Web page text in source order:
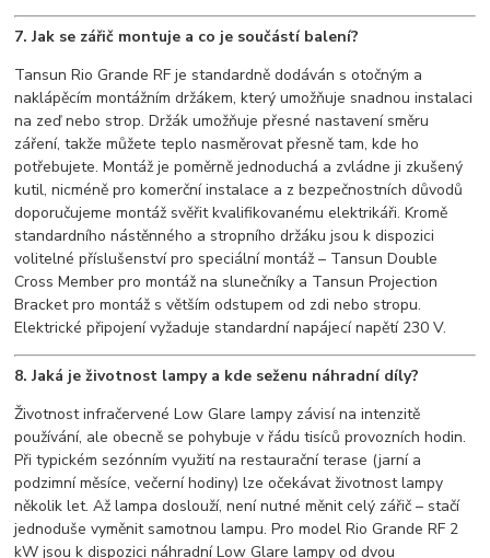
7. Jak se zářič montuje a co je součástí balení?
Tansun Rio Grande RF je standardně dodáván s otočným a
naklápěcím montážním držákem, který umožňuje snadnou instalaci
na zeď nebo strop. Držák umožňuje přesné nastavení směru
záření, takže můžete teplo nasměrovat přesně tam, kde ho
potřebujete. Montáž je poměrně jednoduchá a zvládne ji zkušený
kutil, nicméně pro komerční instalace a z bezpečnostních důvodů
doporučujeme montáž svěřit kvalifikovanému elektrikáři. Kromě
standardního nástěnného a stropního držáku jsou k dispozici
volitelné příslušenství pro speciální montáž – Tansun Double
Cross Member pro montáž na slunečníky a Tansun Projection
Bracket pro montáž s větším odstupem od zdi nebo stropu.
Elektrické připojení vyžaduje standardní napájecí napětí 230 V.
8. Jaká je životnost lampy a kde seženu náhradní díly?
Životnost infračervené Low Glare lampy závisí na intenzitě
používání, ale obecně se pohybuje v řádu tisíců provozních hodin.
Při typickém sezónním využití na restaurační terase (jarní a
podzimní měsíce, večerní hodiny) lze očekávat životnost lampy
několik let. Až lampa doslouží, není nutné měnit celý zářič – stačí
jednoduše vyměnit samotnou lampu. Pro model Rio Grande RF 2
kW jsou k dispozici náhradní Low Glare lampy od dvou